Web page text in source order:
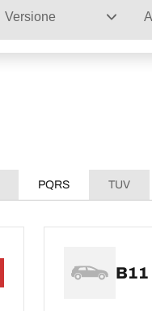
Versione
PQRS TUV
B11